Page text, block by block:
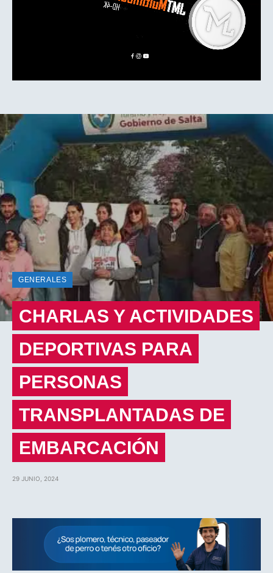
GENERALES
CHARLAS Y ACTIVIDADES
DEPORTIVAS PARA
PERSONAS
TRANSPLANTADAS DE
EMBARCACIÓN
29 JUNIO, 2024